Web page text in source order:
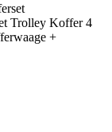
Trolley Koffer 4
+